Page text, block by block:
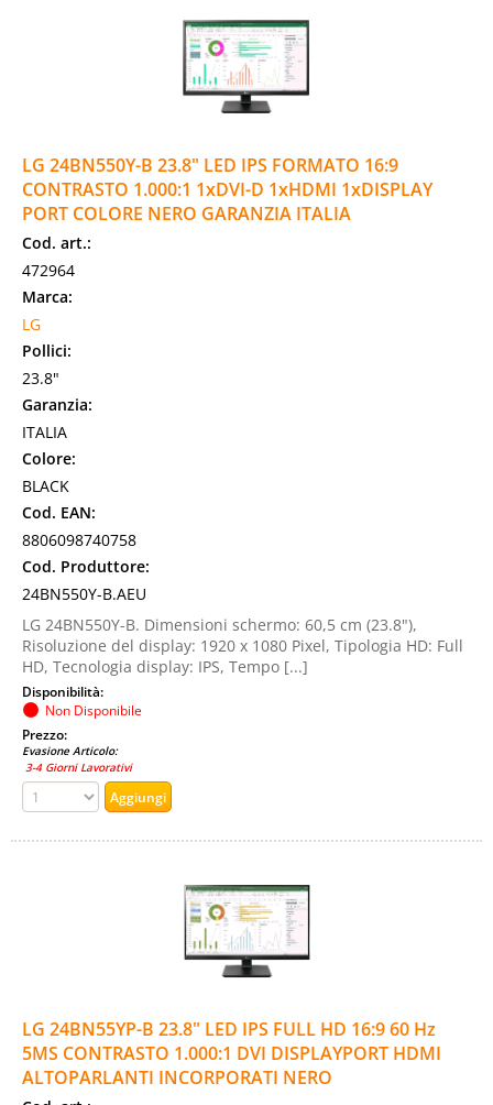
LG 24BN550Y-B 23.8" LED IPS FORMATO 16:9
CONTRASTO 1.000:1 1xDVI-D 1xHDMI 1xDISPLAY
PORT COLORE NERO GARANZIA ITALIA
Cod. art.:
472964
Marca:
LG
Pollici:
23.8"
Garanzia:
ITALIA
Colore:
BLACK
Cod. EAN:
8806098740758
Cod. Produttore:
24BN550Y-B.AEU
LG 24BN550Y-B. Dimensioni schermo: 60,5 cm (23.8"),
Risoluzione del display: 1920 x 1080 Pixel, Tipologia HD: Full
HD, Tecnologia display: IPS, Tempo [...]
Disponibilità:
Non Disponibile
Prezzo:
Evasione Articolo:
3-4 Giorni Lavorativi
LG 24BN55YP-B 23.8" LED IPS FULL HD 16:9 60 Hz
5MS CONTRASTO 1.000:1 DVI DISPLAYPORT HDMI
ALTOPARLANTI INCORPORATI NERO